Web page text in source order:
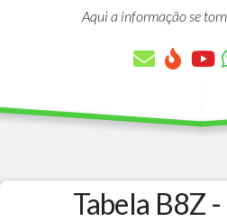
Aqui a informação se
Tabela B8Z